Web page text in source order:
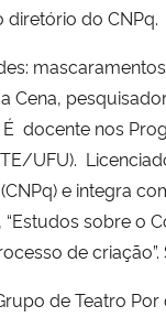
diretório do CNPq.
Cena,
docente nos
UFU).
e integra
“Estudos sobre
de
de Teatro Por